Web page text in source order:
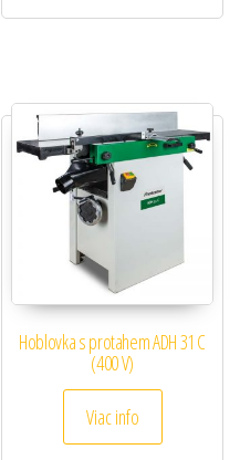
Hoblovka s protahem ADH 31 C
(400 V)
Viac info